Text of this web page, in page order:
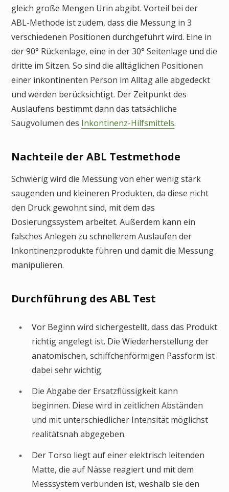
gleich große Mengen Urin abgibt. Vorteil bei der
ABL-Methode ist zudem, dass die Messung in 3
verschiedenen Positionen durchgeführt wird. Eine in
der 90° Rückenlage, eine in der 30° Seitenlage und die
dritte im Sitzen. So sind die alltäglichen Positionen
einer inkontinenten Person im Alltag alle abgedeckt
und werden berücksichtigt. Der Zeitpunkt des
Auslaufens bestimmt dann das tatsächliche
Saugvolumen des Inkontinenz-Hilfsmittels.
Nachteile der ABL Testmethode
Schwierig wird die Messung von eher wenig stark
saugenden und kleineren Produkten, da diese nicht
den Druck gewohnt sind, mit dem das
Dosierungssystem arbeitet. Außerdem kann ein
falsches Anlegen zu schnellerem Auslaufen der
Inkontinenzprodukte führen und damit die Messung
manipulieren.
Durchführung des ABL Test
Vor Beginn wird sichergestellt, dass das Produkt
richtig angelegt ist. Die Wiederherstellung der
anatomischen, schiffchenförmigen Passform ist
dabei sehr wichtig.
Die Abgabe der Ersatzflüssigkeit kann
beginnen. Diese wird in zeitlichen Abständen
und mit unterschiedlicher Intensität möglichst
realitätsnah abgegeben.
Der Torso liegt auf einer elektrisch leitenden
Matte, die auf Nässe reagiert und mit dem
Messsystem verbunden ist, weshalb sie den